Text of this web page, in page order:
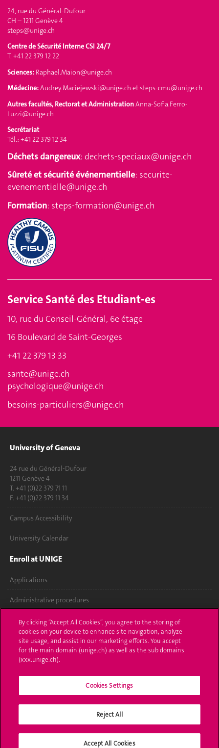
24, rue du Général-Dufour
CH – 1211 Genève 4
steps@unige.ch
Centre de Sécurité Interne CSI 24/7
T. +41 22 379 12 22
Sciences: Raphael.Maion@unige.ch
Médecine:Audrey.Maciejewski@unige.ch etsteps-cmu@unige.ch
Autres facultés, Rectorat et AdministrationAnna-Sofia.Ferro-
Luzzi@unige.ch
Secrétariat
Tél.: +41 22 379 12 34
Déchets dangereux: dechets-speciaux@unige.ch
Sûreté et sécurité événementielle: securite-
evenementielle@unige.ch
Formation: steps-formation@unige.ch
ServiceSanté des Etudiant-es
10, rue du Conseil-Général, 6e étage
16 Boulevard de Saint-Georges
+41 22 379 13 33
sante@unige.ch
psychologique@unige.ch
besoins-particuliers@unige.ch
University of Geneva
24 rue du Général-Dufour
1211 Genève 4
T. +41 (0)22 379 71 11
F. +41 (0)22 379 11 34
Campus Accessibility
University Calendar
Enroll at UNIGE
Applications
Administrative procedures
Ask a question
Contact
Media
Social Media
By clicking “Accept All Cookies”, you agree to the storing of
cookies on your device to enhance site navigation, analyze
site usage, and assist in our marketing efforts. You accept
for the main domain (unige.ch) as well as the sub domains
(xxx.unige.ch).
Cookies Settings
Reject All
Accept All Cookies